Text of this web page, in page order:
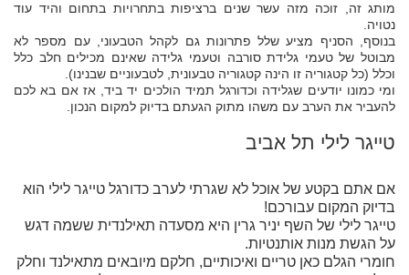
מותג זה, זוכה מזה עשר שנים ברציפות בתחרויות בתחום והיד עוד
נטויה.
בנוסף, הסניף מציע שלל פתרונות גם לקהל הטבעוני, עם מספר לא
מבוטל של טעמי גלידת סורבה וטעמי גלידה שאינם מכילים חלב כלל
וכלל (כל קטגוריה זו הינה קטגוריה טבעונית, לטבעוניים שבנינו).
ומי כמונו יודעים שגלידה וכדורגל תמיד הולכים יד ביד, אז אם בא לכם
להעביר את הערב עם משהו מתוק הגעתם בדיוק למקום הנכון.
טייגר לילי תל אביב
אם אתם בקטע של אוכל לא שגרתי לערב כדורגל טייגר לילי הוא
בדיוק המקום עבורכם!
טייגר לילי של השף יניר גרין היא מסעדה תאילנדית ששמה דגש
על הגשת מנות אותנטיות.
חומרי הגלם כאן טריים ואיכותיים, חלקם מיובאים מתאילנד וחלק